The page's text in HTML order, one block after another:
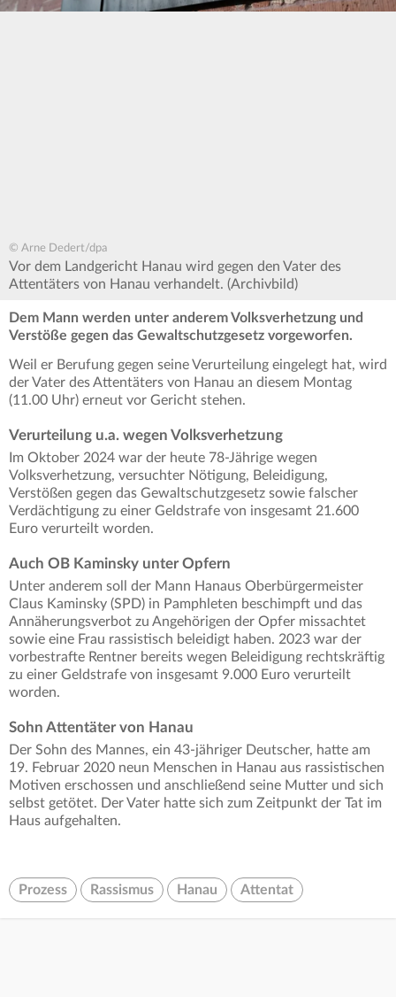
© Arne Dedert/dpa
Vor dem Landgericht Hanau wird gegen den Vater des
Attentäters von Hanau verhandelt. (Archivbild)
Dem Mann werden unter anderem Volksverhetzung und
Verstöße gegen das Gewaltschutzgesetz vorgeworfen.
Weil er Berufung gegen seine Verurteilung eingelegt hat, wird
der Vater des Attentäters von Hanau an diesem Montag
(11.00 Uhr) erneut vor Gericht stehen.
Verurteilung u.a. wegen Volksverhetzung
Im Oktober 2024 war der heute 78-Jährige wegen
Volksverhetzung, versuchter Nötigung, Beleidigung,
Verstößen gegen das Gewaltschutzgesetz sowie falscher
Verdächtigung zu einer Geldstrafe von insgesamt 21.600
Euro verurteilt worden.
Auch OB Kaminsky unter Opfern
Unter anderem soll der Mann Hanaus Oberbürgermeister
Claus Kaminsky (SPD) in Pamphleten beschimpft und das
Annäherungsverbot zu Angehörigen der Opfer missachtet
sowie eine Frau rassistisch beleidigt haben. 2023 war der
vorbestrafte Rentner bereits wegen Beleidigung rechtskräftig
zu einer Geldstrafe von insgesamt 9.000 Euro verurteilt
worden.
Sohn Attentäter von Hanau
Der Sohn des Mannes, ein 43-jähriger Deutscher, hatte am
19. Februar 2020 neun Menschen in Hanau aus rassistischen
Motiven erschossen und anschließend seine Mutter und sich
selbst getötet. Der Vater hatte sich zum Zeitpunkt der Tat im
Haus aufgehalten.
Prozess Rassismus Hanau Attentat